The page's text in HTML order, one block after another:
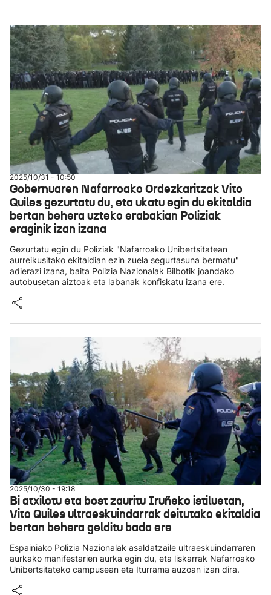
2025/10/31 - 10:50
Gobernuaren Nafarroako Ordezkaritzak Vito
Quiles gezurtatu du, eta ukatu egin du ekitaldia
bertan behera uzteko erabakian Poliziak
eraginik izan izana
Gezurtatu egin du Poliziak "Nafarroako Unibertsitatean
aurreikusitako ekitaldian ezin zuela segurtasuna bermatu"
adierazi izana, baita Polizia Nazionalak Bilbotik joandako
autobusetan aiztoak eta labanak konfiskatu izana ere.
2025/10/30 - 19:18
Bi atxilotu eta bost zauritu Iruñeko istiluetan,
Vito Quiles ultraeskuindarrak deitutako ekitaldia
bertan behera gelditu bada ere
Espainiako Polizia Nazionalak asaldatzaile ultraeskuindarraren
aurkako manifestarien aurka egin du, eta liskarrak Nafarroako
Unibertsitateko campusean eta Iturrama auzoan izan dira.